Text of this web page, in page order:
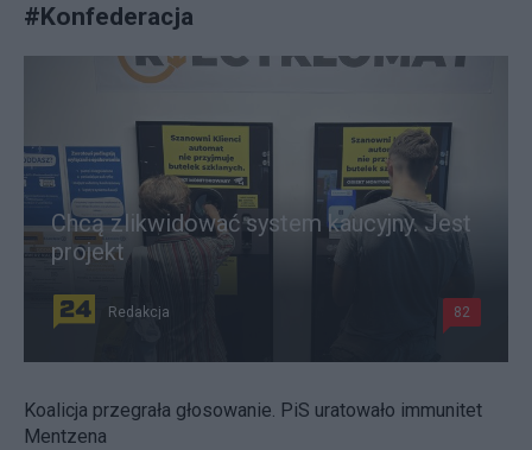
#Konfederacja
Chcą zlikwidować system kaucyjny. Jest
projekt
Redakcja 82
Koalicja przegrała głosowanie. PiS uratowało immunitet
Mentzena